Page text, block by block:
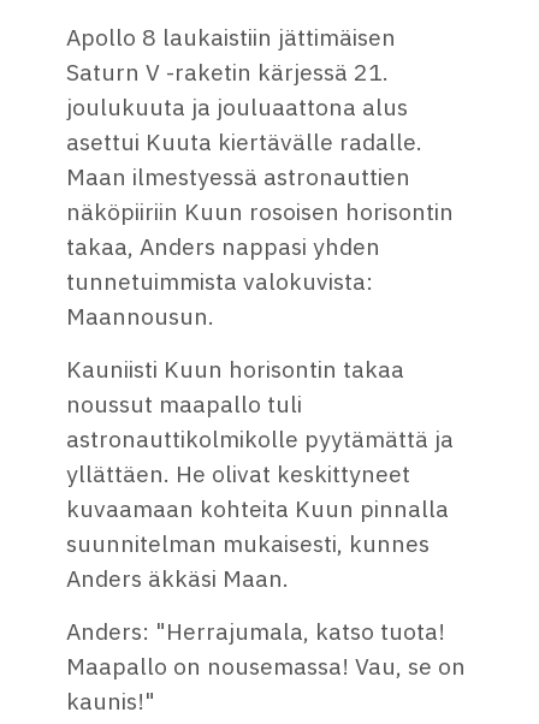
Apollo 8 laukaistiin jättimäisen
Saturn V -raketin kärjessä 21.
joulukuuta ja jouluaattona alus
asettui Kuuta kiertävälle radalle.
Maan ilmestyessä astronauttien
näköpiiriin Kuun rosoisen horisontin
takaa, Anders nappasi yhden
tunnetuimmista valokuvista:
Maannousun.
Kauniisti Kuun horisontin takaa
noussut maapallo tuli
astronauttikolmikolle pyytämättä ja
yllättäen. He olivat keskittyneet
kuvaamaan kohteita Kuun pinnalla
suunnitelman mukaisesti, kunnes
Anders äkkäsi Maan.
Anders: "Herrajumala, katso tuota!
Maapallo on nousemassa! Vau, se on
kaunis!"